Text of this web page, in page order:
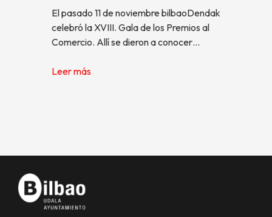
El pasado 11 de noviembre bilbaoDendak
celebró la XVIII. Gala de los Premios al
Comercio. Allí se dieron a conocer…
Leer más